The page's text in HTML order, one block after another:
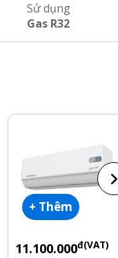
Sử dụng
Gas R32
+ Thêm
11.100.000đ(VAT)